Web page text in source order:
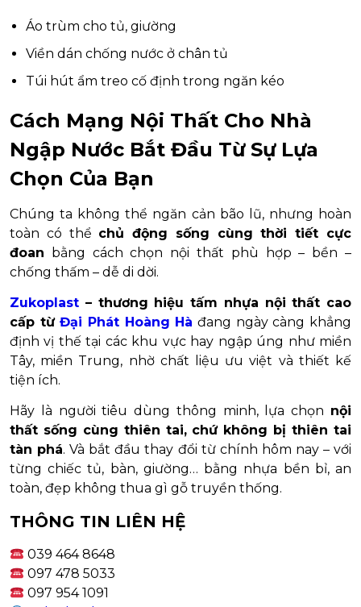
Áo trùm cho tủ, giường
Viền dán chống nước ở chân tủ
Túi hút ẩm treo cố định trong ngăn kéo
Cách Mạng Nội Thất Cho Nhà
Ngập Nước Bắt Đầu Từ Sự Lựa
Chọn Của Bạn
Chúng ta không thể ngăn cản bão lũ, nhưng hoàn
toàn có thể chủ động sống cùng thời tiết cực
đoan bằng cách chọn nội thất phù hợp – bền –
chống thấm – dễ di dời.
Zukoplast – thương hiệu tấm nhựa nội thất cao
cấp từĐại Phát Hoàng Hà đang ngày càng khẳng
định vị thế tại các khu vực hay ngập úng như miền
Tây, miền Trung, nhờ chất liệu ưu việt và thiết kế
tiện ích.
Hãy là người tiêu dùng thông minh, lựa chọn nội
thất sống cùng thiên tai, chứ không bị thiên tai
tàn phá. Và bắt đầu thay đổi từ chính hôm nay – với
từng chiếc tủ, bàn, giường… bằng nhựa bền bỉ, an
toàn, đẹp không thua gì gỗ truyền thống.
THÔNG TIN LIÊN HỆ
039 464 8648
097 478 5033
097 954 1091